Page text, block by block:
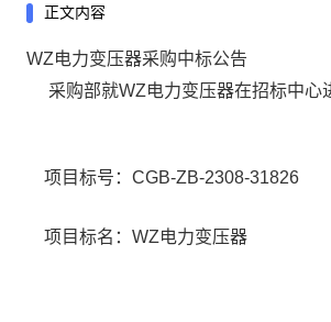
正文内容
WZ电力变压器采购中标公告
采购部就WZ电力变压器在招标中心
项目标号：CGB-ZB-2308-31826
项目标名：WZ电力变压器